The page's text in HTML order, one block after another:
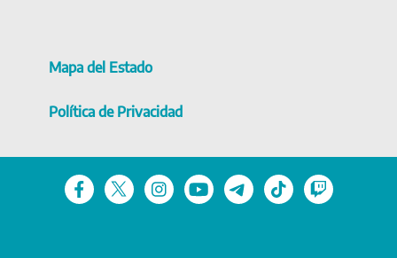
Mapa del Estado
Política de Privacidad